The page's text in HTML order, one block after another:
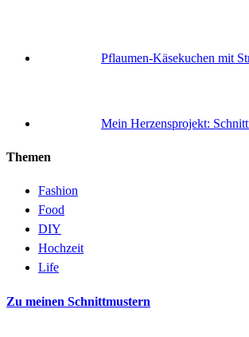
Pflaumen-Käsekuchen mit
Mein Herzensprojekt:
Themen
Fashion
Food
DIY
Hochzeit
Life
Zu meinen Schnittmustern